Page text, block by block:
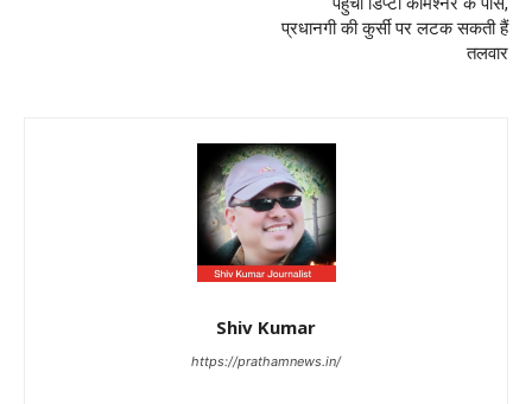
प्रधानगी की कुर्सी पर लटक सकती हैं
तलवार
Shiv Kumar
https://prathamnews.in/